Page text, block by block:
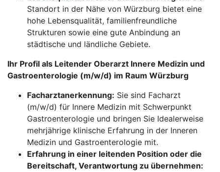
Standort in der Nähe von Würzburg bietet eine
hohe Lebensqualität, familienfreundliche
Strukturen sowie eine gute Anbindung an
städtische und ländliche Gebiete.
Ihr Profil als Leitender Oberarzt Innere Medizin und
Gastroenterologie (m/w/d) im Raum Würzburg
Facharztanerkennung: Sie sind Facharzt
(m/w/d) für Innere Medizin mit Schwerpunkt
Gastroenterologie und bringen Sie Idealerweise
mehrjährige klinische Erfahrung in der Inneren
Medizin und Gastroenterologie mit.
Erfahrung in einer leitenden Position oder die
Bereitschaft, Verantwortung zu übernehmen: